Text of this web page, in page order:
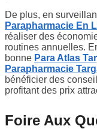
De plus, en
Parapharmacie En
réaliser des
routines annuelles.
bonne Para Atlas
Parapharmacie
bénéficier des
profitant des prix
Foire Aux